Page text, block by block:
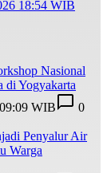
18:54 WIB
Nasional
di Yogyakarta
WIB
0
Penyalur Air
Warga